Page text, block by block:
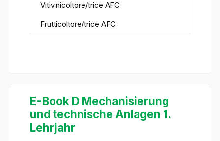
Vitivinicoltore/trice AFC
Frutticoltore/trice AFC
E-Book D Mechanisierung
und technische Anlagen 1.
Lehrjahr